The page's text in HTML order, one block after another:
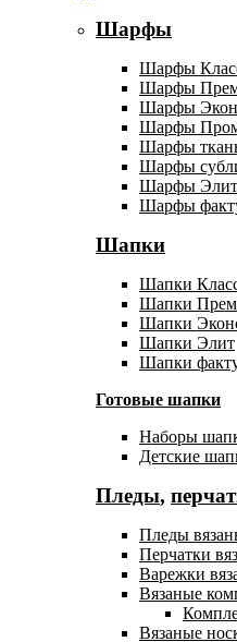
Шарфы
Шарфы
Шарфы
Шарфы
Шарфы
Шарфы
Шарфы
Шарфы Элит
Шарфы
Шапки
Шапки
Шапки
Шапки
Шапки Элит
Шапки
Готовые шапки
Наборы
Детские
Пледы,
Пледы
Перчатки
Варежки
Вязаные
Вязаные